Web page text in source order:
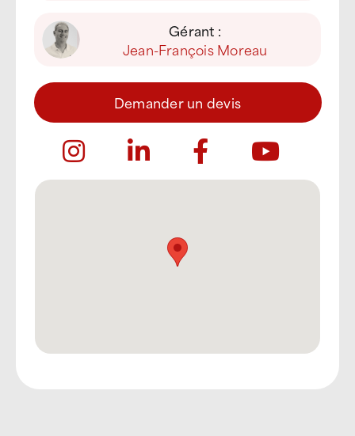
Gérant :
Jean-François Moreau
Demander un devis